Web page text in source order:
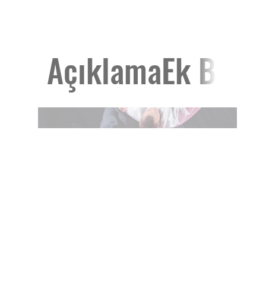
AçıklamaEk Bilgi
Geotekstil